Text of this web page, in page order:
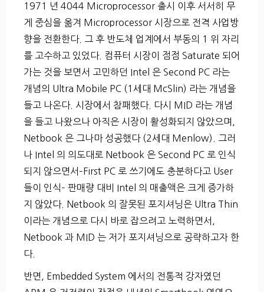
1971 년 4044 Microprocessor 출시 이후 서서히 무
게 중심을 옮겨 Microprocessor 시장으로 전격 사업방
향을 전환한다. 그 후 반도체 업계에서 부동의 1 위 자리
를 고수하고 있었다. 컴퓨터 시장이 점점 Saturate 되어
가는 것을 보면서 고민하던 Intel 은 Second PC 라는
개념의 Ultra Mobile PC (1세대 McSlin) 라는 개념을
들고 나온다. 시장에서 참패했다. 다시 MID 라는 개념
을 들고 나왔으나 아직은 시장이 활성화되지 않았으며,
Netbook 은 그나마 성공했다 (2세대 Menlow). 그러
나 Intel 의 의도대로 Netbook 은 Second PC 로 인식
되지 않으면서–First PC 로 쓰기에도 충분하다고 User
들이 인식– 판매량 대비 Intel 의 매출액은 크게 증가하
지 않았다. Netbook 의 잘못된 포지셔닝은 Ultra Thin
이라는 개념으로 다시 바로 잡으려고 노력하면서,
Netbook 과 MID 는 저가 포지셔닝으로 공략하고자 한
다.
반면, Embedded System 에서의 전통적 강자였던